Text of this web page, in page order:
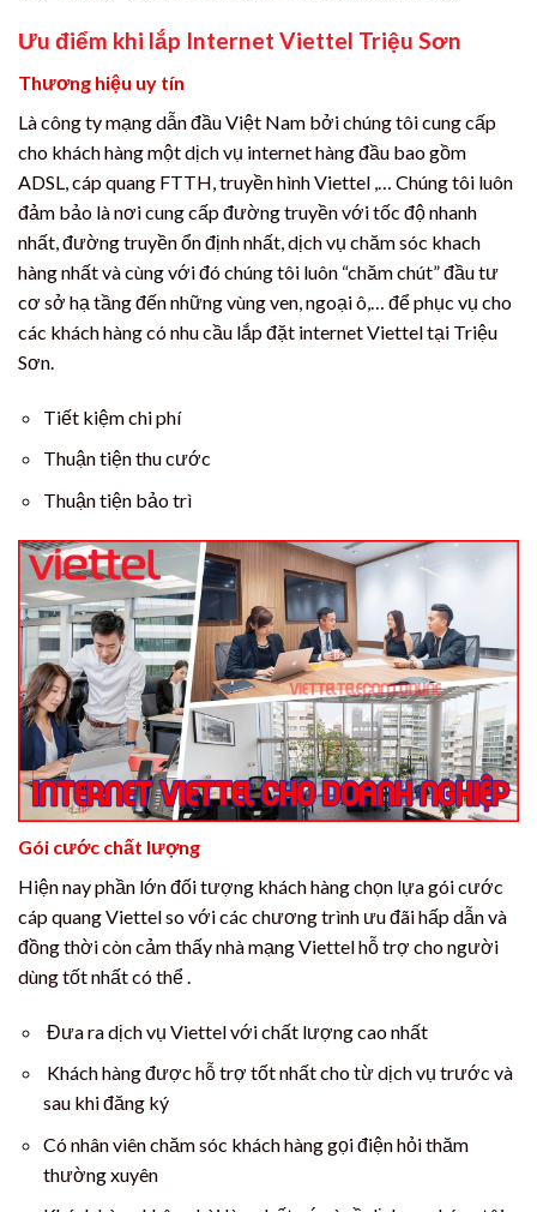
Ưu điểm khi lắp Internet Viettel Triệu Sơn
Thương hiệu uy tín
Là công ty mạng dẫn đầu Việt Nam bởi chúng tôi cung cấp
cho khách hàng một dịch vụ internet hàng đầu bao gồm
ADSL, cáp quang FTTH, truyền hình Viettel ,… Chúng tôi luôn
đảm bảo là nơi cung cấp đường truyền với tốc độ nhanh
nhất, đường truyền ổn định nhất, dịch vụ chăm sóc khach
hàng nhất và cùng với đó chúng tôi luôn “chăm chút” đầu tư
cơ sở hạ tầng đến những vùng ven, ngoại ô,… để phục vụ cho
các khách hàng có nhu cầu lắp đặt internet Viettel tại Triệu
Sơn.
Tiết kiệm chi phí
Thuận tiện thu cước
Thuận tiện bảo trì
Gói cước chất lượng
Hiện nay phần lớn đối tượng khách hàng chọn lựa gói cước
cáp quang Viettel so với các chương trình ưu đãi hấp dẫn và
đồng thời còn cảm thấy nhà mạng Viettel hỗ trợ cho người
dùng tốt nhất có thể .
Đưa ra dịch vụ Viettel với chất lượng cao nhất
Khách hàng được hỗ trợ tốt nhất cho từ dịch vụ trước và
sau khi đăng ký
Có nhân viên chăm sóc khách hàng gọi điện hỏi thăm
thường xuyên